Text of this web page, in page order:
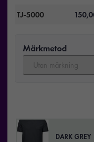
TJ-5000
Märkmetod
DARK GREY